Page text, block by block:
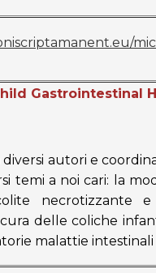
Gastrointestinal
autori e
temi a noi cari: la
necrotizzante
delle coliche
malattie intestinali